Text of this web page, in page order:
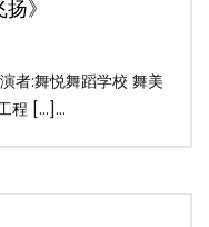
》
者:舞悦舞蹈学校 舞美
程 […]...